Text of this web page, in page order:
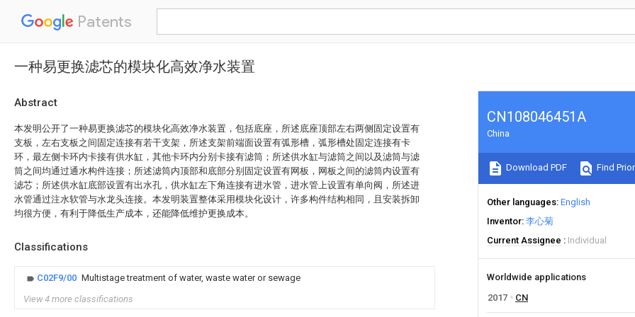
Patents
一种易更换滤芯的模块化高效净水装置
Abstract
本发明公开了一种易更换滤芯的模块化高效净水装置，包括底座，所述底座顶部左右两侧固定设置有
支板，左右支板之间固定连接有若干支架，所述支架前端面设置有弧形槽，弧形槽处固定连接有卡
环，最左侧卡环内卡接有供水缸，其他卡环内分别卡接有滤筒；所述供水缸与滤筒之间以及滤筒与滤
筒之间均通过通水构件连接；所述滤筒内顶部和底部分别固定设置有网板，网板之间的滤筒内设置有
滤芯；所述供水缸底部设置有出水孔，供水缸左下角连接有进水管，进水管上设置有单向阀，所述进
水管通过注水软管与水龙头连接。本发明装置整体采用模块化设计，许多构件结构相同，且安装拆卸
均很方便，有利于降低生产成本，还能降低维护更换成本。
Classifications
C02F9/00 Multistage treatment of water, waste water or sewage
View 4 more classifications
CN108046451A
China
Download PDF Find
Other languages English
Inventor 李心菊
Current Assignee
Individual
Worldwide applications
2017
CN